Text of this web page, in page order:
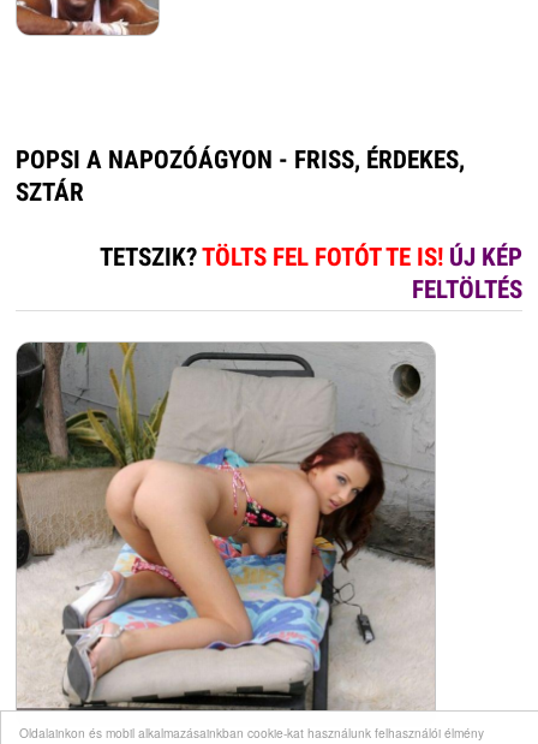
Oldalainkon és mobil alkalmazásainkban cookie-kat használunk felhasználói élmény
POPSI A NAPOZÓÁGYON - FRISS, ÉRDEKES,
SZTÁR
TETSZIK?TÖLTS FEL FOTÓT TE IS! ÚJ KÉP
FELTÖLTÉS